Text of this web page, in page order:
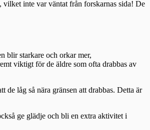
vilket inte var väntat från forskarnas sida! De
blir starkare och orkar mer,
viktigt för de äldre som ofta drabbas av
de låg så nära gränsen att drabbas. Detta är
ge glädje och bli en extra aktivitet i